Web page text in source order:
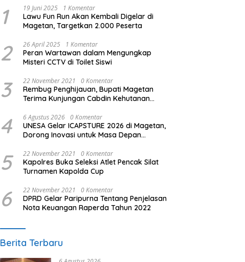
1 19 Juni 2025 1 Komentar
Lawu Fun Run Akan Kembali Digelar di
Magetan, Targetkan 2.000 Peserta
2 26 April 2025 1 Komentar
Peran Wartawan dalam Mengungkap
Misteri CCTV di Toilet Siswi
3 22 November 2021 0 Komentar
Rembug Penghijauan, Bupati Magetan
Terima Kunjungan Cabdin Kehutanan
4 6 Agustus 2026 0 Komentar
UNESA Gelar ICAPSTURE 2026 di Magetan,
Dorong Inovasi untuk Masa Depan
5 22 November 2021 0 Komentar
Kapolres Buka Seleksi Atlet Pencak Silat
Turnamen Kapolda Cup
6 22 November 2021 0 Komentar
DPRD Gelar Paripurna Tentang Penjelasan
Nota Keuangan Raperda Tahun 2022
Berita Terbaru